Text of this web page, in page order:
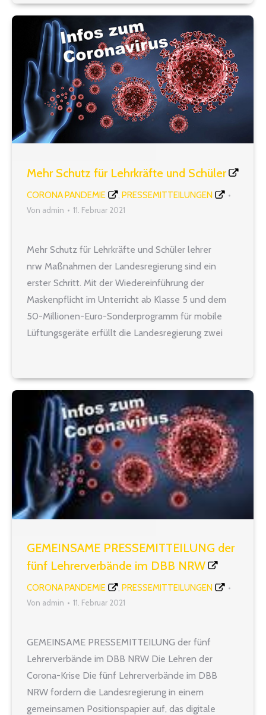
Abschlussklassen auch in…
Mehr Schutz für Lehrkräfte und Schüler
CORONA PANDEMIE PRESSEMITTEILUNGEN
Von admin 11. Februar 2021
Mehr Schutz für Lehrkräfte und Schüler lehrer
nrw Maßnahmen der Landesregierung sind ein
erster Schritt. Mit der Wiedereinführung der
Maskenpflicht im Unterricht ab Klasse 5 und dem
50-Millionen-Euro-Sonderprogramm für mobile
Lüftungsgeräte erfüllt die Landesregierung zwei
Kommunalministerin Ina Scharrenbach vorgestellten
Maßnahmen gehen in die richtige Richtung.…
GEMEINSAME PRESSEMITTEILUNG der
fünf Lehrerverbände im DBB NRW
CORONA PANDEMIE PRESSEMITTEILUNGEN
Von admin 11. Februar 2021
GEMEINSAME PRESSEMITTEILUNG der fünf
Lehrerverbände im DBB NRW Die Lehren der
Corona-Krise Die fünf Lehrerverbände im DBB
NRW fordern die Landesregierung in einem
gemeinsamen Positionspapier auf, das digitale